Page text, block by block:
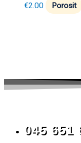
€2.00 Porosit
045 651